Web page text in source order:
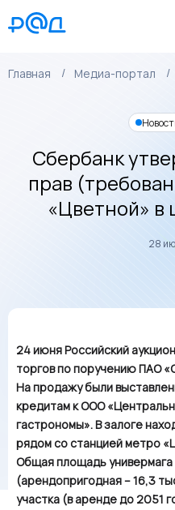
Главная Медиа-портал
Сбербанк
прав
«Цветной» в
28
24 июня Российский
торгов по поручению ПАО
На продажу были
кредитам к ООО
гастрономы». В залоге
рядом со станцией метро
Общая площадь универмага
(арендопригодная – 16,3
участка (в аренде до 2051